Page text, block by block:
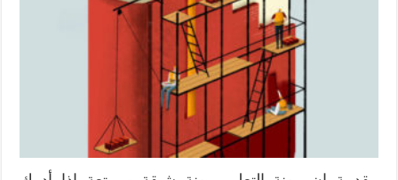
تعريفها،
مفهومها،
أهدافها،
أنواعها،
خطوات
صفياً